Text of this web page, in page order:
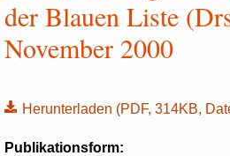
der Blauen Liste
November 2000
Herunterladen (PDF, 314KB,
Publikationsform: